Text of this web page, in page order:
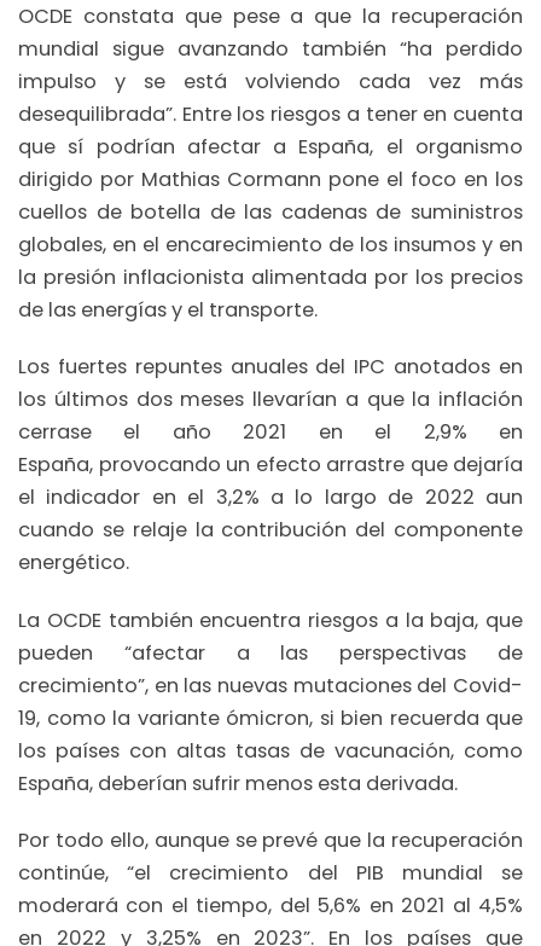
OCDE constata que pese a que la recuperación
mundial sigue avanzando también “ha perdido
impulso y se está volviendo cada vez más
desequilibrada”. Entre los riesgos a tener en cuenta
que sí podrían afectar a España, el organismo
dirigido por Mathias Cormann pone el foco en los
cuellos de botella de las cadenas de suministros
globales, en el encarecimiento de los insumos y en
la presión inflacionista alimentada por los precios
de las energías y el transporte.
Los fuertes repuntes anuales del IPC anotados en
los últimos dos meses llevarían a que la inflación
cerrase el año 2021 en el 2,9% en
España, provocando un efecto arrastre que dejaría
el indicador en el 3,2% a lo largo de 2022 aun
cuando se relaje la contribución del componente
energético.
La OCDE también encuentra riesgos a la baja, que
pueden “afectar a las perspectivas de
crecimiento”, en las nuevas mutaciones del Covid-
19, como la variante ómicron, si bien recuerda que
los países con altas tasas de vacunación, como
España, deberían sufrir menos esta derivada.
Por todo ello, aunque se prevé que la recuperación
continúe, “el crecimiento del PIB mundial se
moderará con el tiempo, del 5,6% en 2021 al 4,5%
en 2022 y 3,25% en 2023”. En los países que